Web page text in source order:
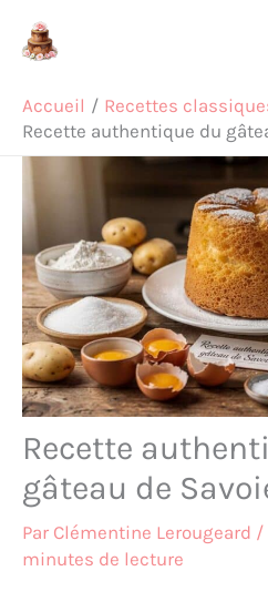
Accueil
Recettes
Recette authentique du
Recette
gâteau de
Par Clémentine Lerougeard /
minutes de lecture
Rechercher